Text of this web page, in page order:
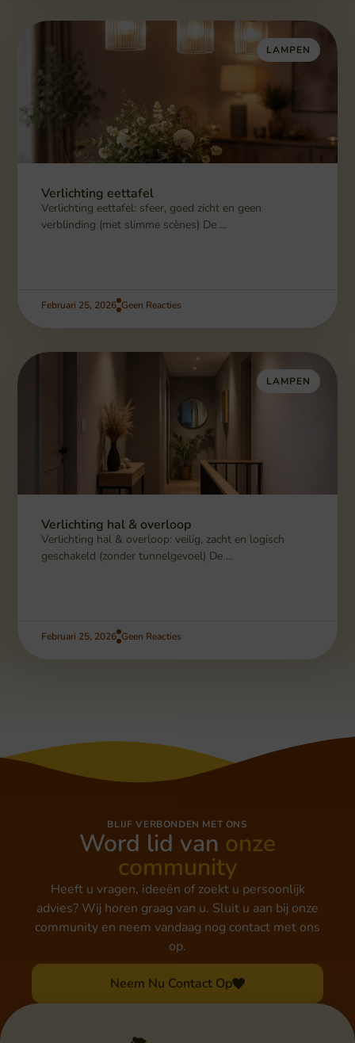
LAMPEN
Verlichting eettafel
Verlichting eettafel: sfeer, goed zicht en geen
verblinding (met slimme scènes) De ...
Februari 25, 2026 Geen Reacties
LAMPEN
Verlichting hal & overloop
Verlichting hal & overloop: veilig, zacht en logisch
geschakeld (zonder tunnelgevoel) De ...
Februari 25, 2026 Geen Reacties
BLIJF VERBONDEN MET ONS
Word lid van onze
community
Heeft u vragen, ideeën of zoekt u persoonlijk
advies? Wij horen graag van u. Sluit u aan bij onze
community en neem vandaag nog contact met ons
op.
Neem Nu Contact Op